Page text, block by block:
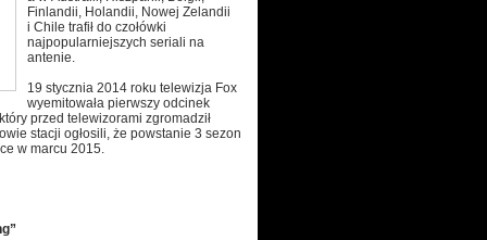
Finlandii, Holandii, Nowej Zelandii
i Chile trafił do czołówki
najpopularniejszych seriali na
antenie.
19 stycznia 2014 roku telewizja Fox
wyemitowała pierwszy odcinek
przed telewizorami zgromadził
stacji ogłosili, że powstanie 3 sezon
w marcu 2015.